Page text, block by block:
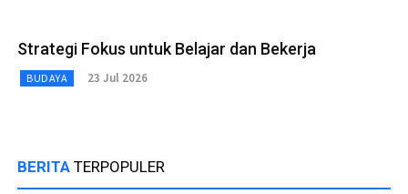
Strategi Fokus untuk Belajar dan Bekerja
BUDAYA 23 Jul 2026
BERITA TERPOPULER